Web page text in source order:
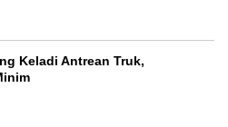
Keladi Antrean Truk,